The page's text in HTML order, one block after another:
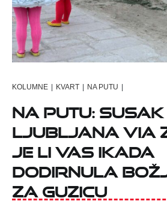
KOLUMNE | KVART | NA PUTU |
NA PUTU:
LJUBLJANA VIA
JE LI VAS IKADA
DODIRNULA
ZA GUZICU